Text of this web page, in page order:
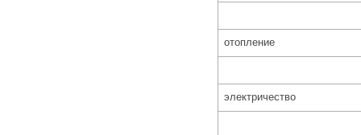
отопление
электричество